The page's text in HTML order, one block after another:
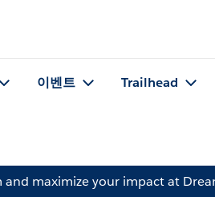
이벤트 Trailhead
and maximize your impact at